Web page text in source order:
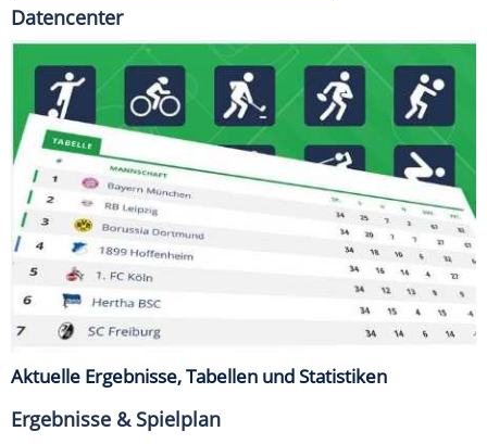
Datencenter
Aktuelle Ergebnisse, Tabellen und Statistiken
Ergebnisse & Spielplan